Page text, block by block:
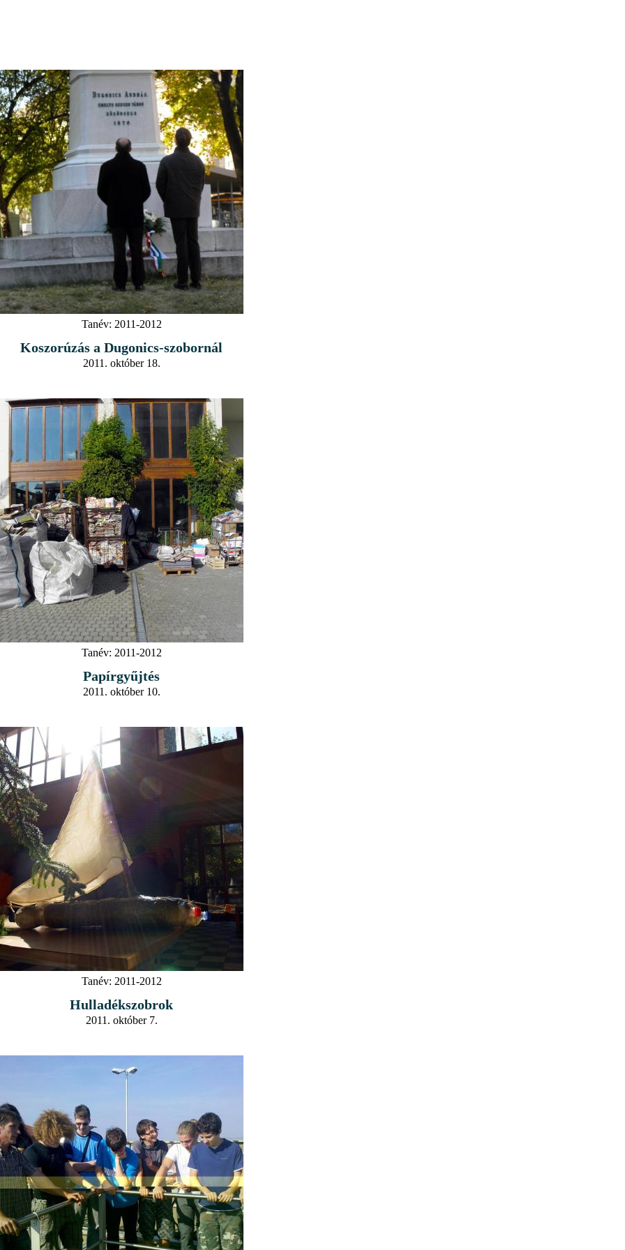
Tanév: 2011-2012
Koszorúzás a Dugonics-szobornál
2011. október 18.
Tanév: 2011-2012
Papírgyűjtés
2011. október 10.
Tanév: 2011-2012
Hulladékszobrok
2011. október 7.